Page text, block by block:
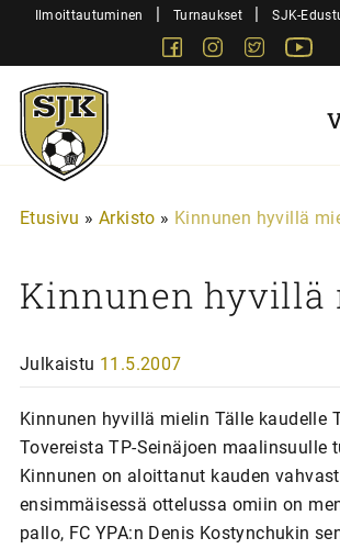
SiirryIlmoittautuminen | Turnaukset | SJK-
FacebookInstagram
Twitter
Sjk-
Juniorit
Etusivu » Arkisto » Kinnunen hyvillä
Kinnunen hyvillä
Julkaistu 11.5.2007
Kinnunen hyvillä mielin Tälle kaudelle
Tovereista TP-Seinäjoen maalinsuulle
Kinnunen on aloittanut kauden
ensimmäisessä ottelussa omiin on
pallo, FC YPA:n Denis Kostynchukin